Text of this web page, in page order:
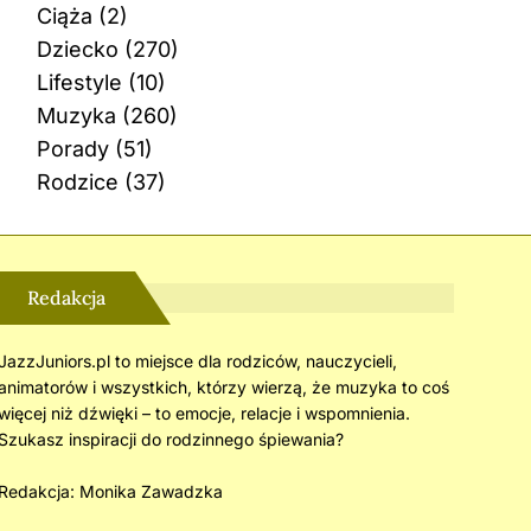
Ciąża (2)
Dziecko (270)
Lifestyle (10)
Muzyka (260)
Porady(51)
Rodzice (37)
Redakcja
to miejsce dla rodziców, nauczycieli,
i wszystkich, którzy wierzą, że muzyka to coś
niż dźwięki – to emocje, relacje i wspomnienia.
inspiracji do rodzinnego śpiewania?
Monika Zawadzka